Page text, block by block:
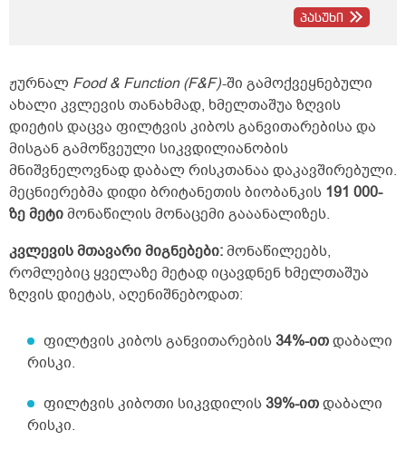
პასუხი
ჟურნალ Food & Function (F&F)-ში გამოქვეყნებული
ახალი კვლევის თანახმად, ხმელთაშუა ზღვის
დიეტის დაცვა ფილტვის კიბოს განვითარებისა და
მისგან გამოწვეული სიკვდილიანობის
მნიშვნელოვნად დაბალ რისკთანაა დაკავშირებული.
მეცნიერებმა დიდი ბრიტანეთის ბიობანკის 191 000-
ზე მეტიმონაწილის მონაცემი გააანალიზეს.
კვლევის მთავარი მიგნებები:მონაწილეებს,
რომლებიც ყველაზე მეტად იცავდნენ ხმელთაშუა
ზღვის დიეტას, აღენიშნებოდათ:
ფილტვის კიბოს განვითარების34%-ითდაბალი
რისკი.
ფილტვის კიბოთი სიკვდილის39%-ითდაბალი
რისკი.